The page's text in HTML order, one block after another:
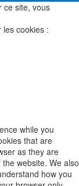
ce site, vous
cookies :
while you
that are
as they are
website. We also
how you